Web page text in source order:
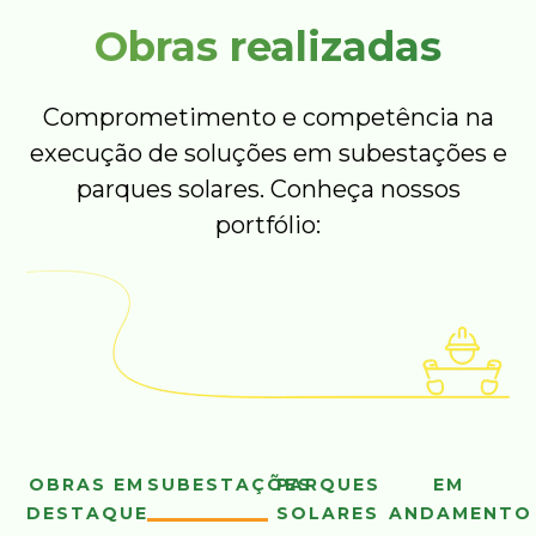
Obras realizadas
Comprometimento e competência na
execução de soluções em subestações e
parques solares. Conheça nossos
portfólio:
OBRAS EM
DESTAQUE
SUBESTAÇÕESPARQUES
SOLARES
EM
ANDAMENTO